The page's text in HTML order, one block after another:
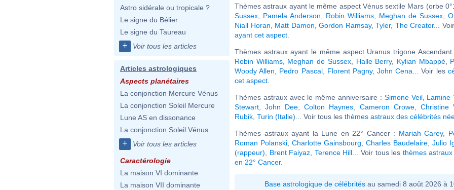
Astro sidérale ou tropicale ?
Le signe du Bélier
Le signe du Taureau
+ Voir tous les articles
Articles astrologiques
Aspects planétaires
La conjonction Mercure Vénus
La conjonction Soleil Mercure
Lune AS en dissonance
La conjonction Soleil Vénus
+ Voir tous les articles
Caractérologie
La maison VI dominante
La maison VII dominante
Thèmes astraux ayant le même aspect Vénus sextile Mars (orbe
Sussex
Pamela Anderson Robin Williams Meghan de Sussex
Niall Horan
Matt Damon ,Gordon Ramsay,Tyler, The Creator...
ayant cet aspect
Thèmes astraux ayant le même aspect Uranus trigone
Robin Williams, Meghan de Sussex, Halle Berry, Kylian Mbappé,
Woody Allen
Pedro Pascal, Florent Pagny,John Cena ... Voir les
cet aspect
Thèmes astraux avec le même anniversaire : Simone Veil, Lamine
Stewart ,John Dee ,Colton Haynes Cameron Crowe, Christine
Rubik Turin (Italie) ... Voir tous les thèmes astraux des célébrités
Thèmes astraux ayant la Lune en 22° Cancer : Mariah Carey,
Roman Polanski Charlotte Gainsbourg Charles Baudelaire Julio
(rappeur)
Brent Faiyaz Terence Hill ... Voir tous les thèmes
en 22° Cancer.
Base astrologique de célébritésau samedi 8 août 2026 à